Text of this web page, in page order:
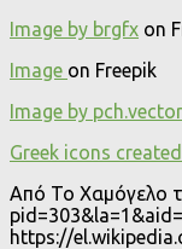
Image by brgfx on
Image on Freepik
Image by pch.vector
Greek icons
Από Το Χαμόγελο
https://